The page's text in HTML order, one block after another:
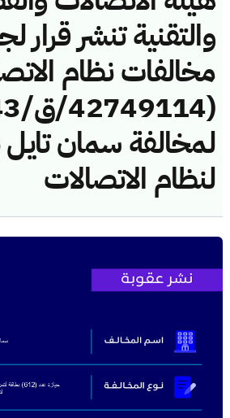
والتقنية تنشر قرار
مخالفات نظام
لمخالفة سمان تايل
لنظام الاتصالات